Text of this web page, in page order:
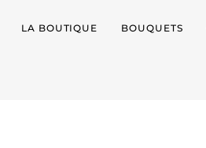
LA BOUTIQUE BOUQUETS